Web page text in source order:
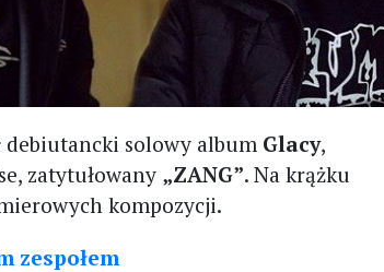
debiutancki solowy album Glacy,
zatytułowany „ZANG”. Na krążku
kompozycji.
zespołem